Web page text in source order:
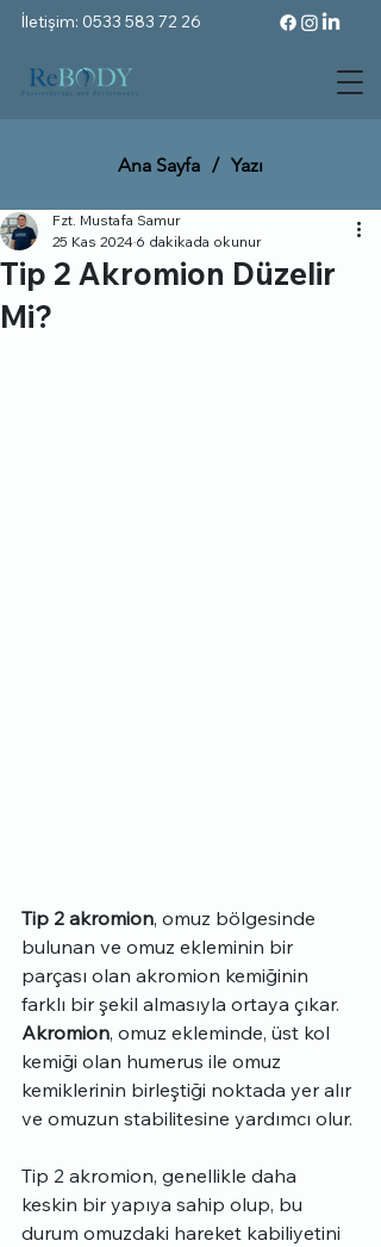
İletişim: 0533 583 72 26
Ana Sayfa / Yazı
Tip 2 Akromion Düzelir
Mi?
Fzt. Mustafa Samur
25 Kas 2024 6 dakikada okunur
Tip 2 akromion, omuz bölgesinde
bulunan ve omuz ekleminin bir
parçası olan akromion kemiğinin
farklı bir şekil almasıyla ortaya çıkar.
Akromion, omuz ekleminde, üst kol
kemiği olan humerus ile omuz
kemiklerinin birleştiği noktada yer alır
ve omuzun stabilitesine yardımcı olur.
Tip 2 akromion, genellikle daha
keskin bir yapıya sahip olup, bu
durum omuzdaki hareket kabiliyetini